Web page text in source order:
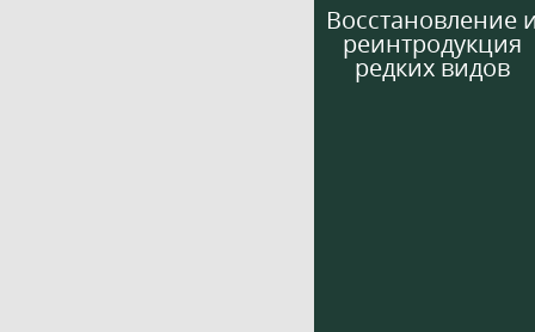
Восстановление
реинтродукция
редких видов